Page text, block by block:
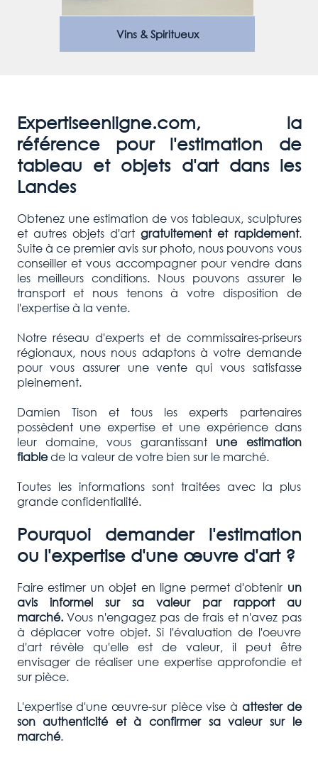
Vins & Spiritueux
Expertiseenligne.com, la
référence pour l'estimation de
tableau et objets d'art dans les
Landes
Obtenez une estimation de vos tableaux, sculptures
et autres objets d'art gratuitement et rapidement.
Suite à ce premier avis sur photo, nous pouvons vous
conseiller et vous accompagner pour vendre dans
les meilleurs conditions. Nous pouvons assurer le
transport et nous tenons à votre disposition de
l'expertise à la vente.
Notre réseau d'experts et de commissaires-priseurs
régionaux, nous nous adaptons à votre demande
pour vous assurer une vente qui vous satisfasse
pleinement.
Damien Tison et tous les experts partenaires
possèdent une expertise et une expérience dans
leur domaine, vous garantissantune estimation
fiablede la valeur de votre bien sur le marché.
Toutes les informations sont traitées avec la plus
grande confidentialité.
Pourquoi demander l'estimation
ou l'expertise d'une œuvre d'art ?
Faire estimer un objet en ligne permet d'obtenir un
avis informel sur sa valeur par rapport au
marché. Vous n'engagez pas de frais et n'avez pas
à déplacer votre objet. Si l'évaluation de l'oeuvre
d'art révèle qu'elle est de valeur, il peut être
envisager de réaliser une expertise approfondie et
sur pièce.
L'expertise d'une œuvre-sur pièce vise à attester de
son authenticité et à confirmer sa valeur sur le
marché.